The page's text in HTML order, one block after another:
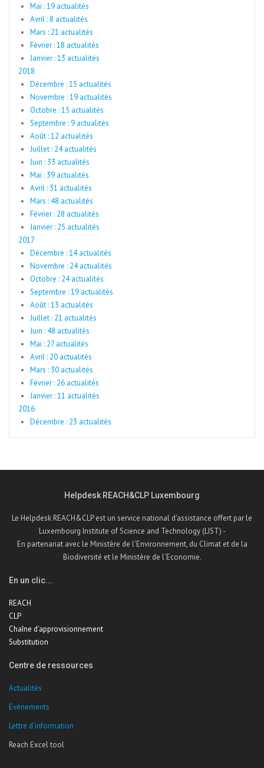
Mai : 19 actualités
Avril : 8 actualités
Mars : 21 actualités
Février : 18 actualités
Janvier : 13 actualités
2018
Décembre : 15 actualités
Novembre : 19 actualités
Octobre : 15 actualités
Septembre : 9 actualités
Août : 12 actualités
Juillet : 24 actualités
Juin : 33 actualités
Mai : 39 actualités
Avril : 31 actualités
Mars : 48 actualités
Février : 28 actualités
Janvier : 25 actualités
2017
Décembre : 14 actualités
Novembre : 24 actualités
Octobre : 24 actualités
Septembre : 19 actualités
Août : 13 actualités
Juillet : 21 actualités
Juin : 48 actualités
Mai : 27 actualités
Avril : 20 actualités
Mars : 30 actualités
Février : 26 actualités
Janvier : 11 actualités
2016
Décembre : 23 actualités
Helpdesk REACH&CLP Luxembourg
Le Helpdesk REACH&CLP est un service national d'assistance offert par le
Luxembourg Institute of Science and Technology (LIST) -
En partenariat avec le Ministère de l'Environnement, du Climat et de la
Biodiversité et le Ministère de l'Economie.
En un clic...
REACH
CLP
Chaîne d'approvisionnement
Substitution
Centre de ressources
Actualités
Evénements
Lettre d'information
Reach Excel tool